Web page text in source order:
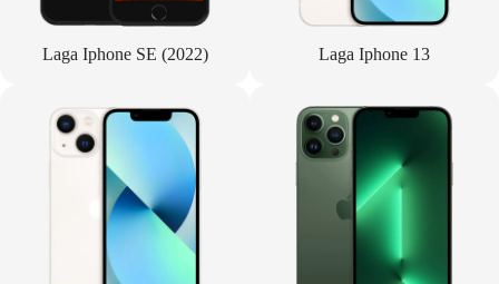
Laga Iphone SE (2022) Laga Iphone 13